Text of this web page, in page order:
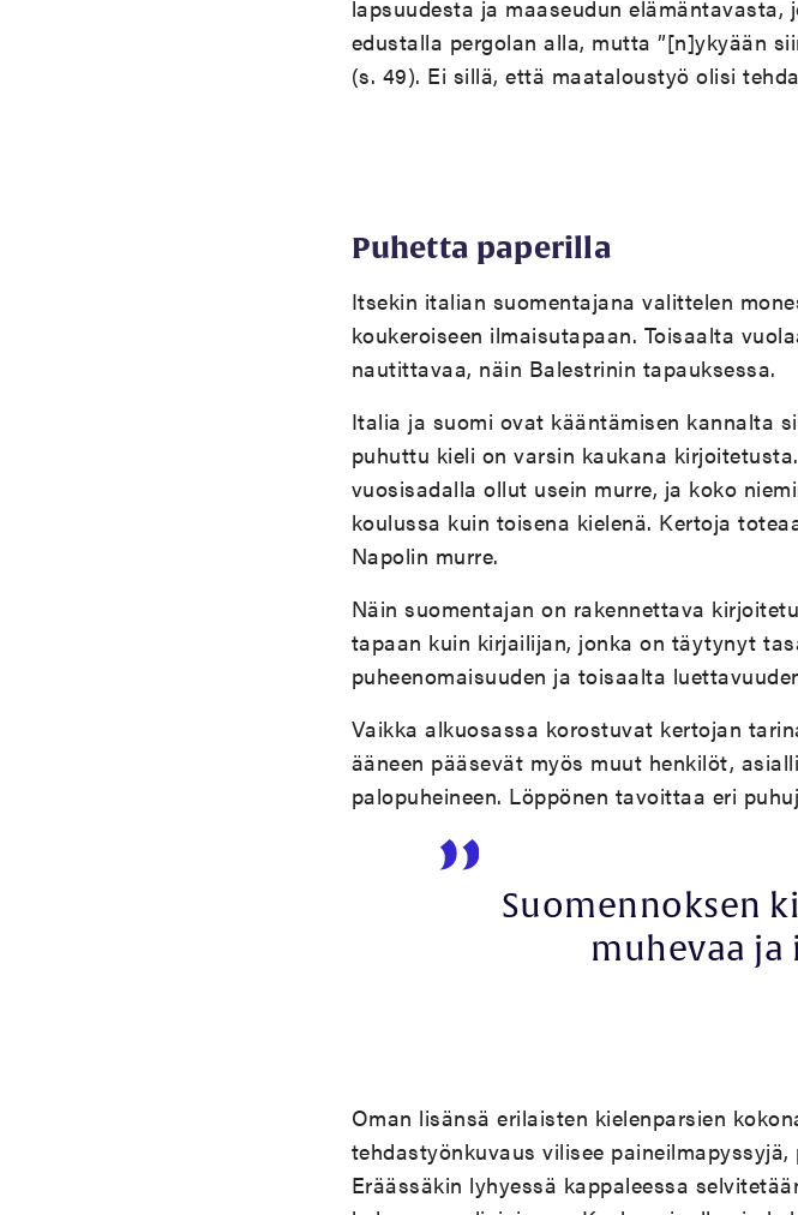
lapsuudesta ja maaseudun
edustalla pergolan alla, mutta ”[n]ykyään
(s. 49). Ei sillä, että maataloustyö olisi
Puhetta paperilla
Itsekin italian suomentajana valittelen
koukeroiseen ilmaisutapaan. Toisaalta
nautittavaa, näin Balestrinin tapauksessa.
Italia ja suomi ovat kääntämisen kannalta
puhuttu kieli on varsin kaukana
vuosisadalla ollut usein murre, ja koko
koulussa kuin toisena kielenä. Kertoja
Napolin murre.
Näin suomentajan on rakennettava
tapaan kuin kirjailijan, jonka on täytynyt
puheenomaisuuden ja toisaalta
Vaikka alkuosassa korostuvat kertojan
ääneen pääsevät myös muut henkilöt,
palopuheineen. Löppönen tavoittaa eri
Suomennoksen
muhevaa
Oman lisänsä erilaisten kielenparsien
tehdastyönkuvaus vilisee
Eräässäkin lyhyessä kappaleessa